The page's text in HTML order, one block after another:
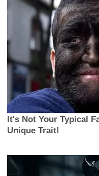
It's Not Your Typical
Unique Trait!